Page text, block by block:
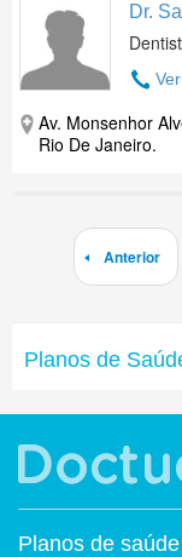
Dr.
Av. Monsenhor
Rio De Janeiro.
Anterior
Planos de
Planos de saúde